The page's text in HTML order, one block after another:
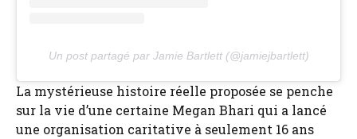
Un post partagé par Jamie Bartlett (@jamiejbartlett)
La mystérieuse histoire réelle proposée se penche
sur la vie d’une certaine Megan Bhari qui a lancé
une organisation caritative à seulement 16 ans